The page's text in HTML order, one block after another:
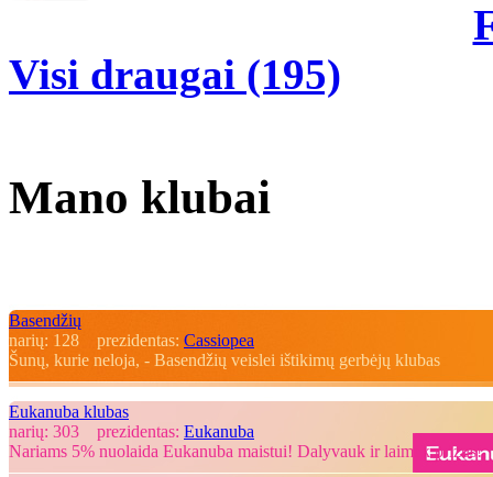
Visi draugai (195)
Mano klubai
Basendžių
narių: 128 prezidentas: Cassiopea
Šunų, kurie neloja, - Basendžių veislei ištikimų gerbėjų klubas
Eukanuba klubas
narių: 303 prezidentas: Eukanuba
Nariams 5% nuolaida Eukanuba maistui! Dalyvauk ir laimėk prizus!